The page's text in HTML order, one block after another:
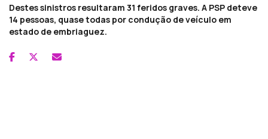
Destes sinistros resultaram 31 feridos graves. A PSP deteve
14 pessoas, quase todas por condução de veículo em
estado de embriaguez.